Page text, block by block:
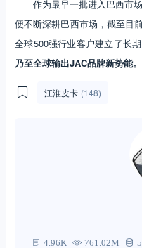
作为最早一批进入巴西市
便不断深耕巴西市场，截至目
全球500强行业客户建立了长
乃至全球输出JAC品牌新势能。
江淮皮卡 (148)
4.96K 761.02M